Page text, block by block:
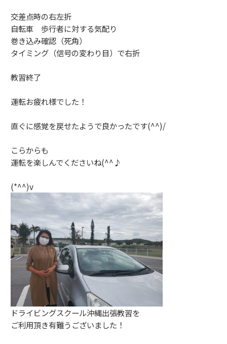
交差点時の右左折
自転車 歩行者に対する気配り
巻き込み確認（死角）
タイミング（信号の変わり目）で右折
教習終了
運転お疲れ様でした！
直ぐに感覚を戻せたようで良かったです(^^)/
こらからも
運転を楽しんでくださいね(^^♪
(*^^)v
ドライビングスクール沖縄出張教習を
ご利用頂き有難うございました！